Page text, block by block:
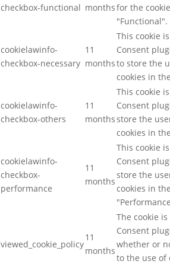
checkbox-functional monthsfor the
"Functional".
cookielawinfo-
checkbox-necessary
11
months
This cookie
Consent
to store the
cookies in
cookielawinfo-
checkbox-others
11
months
This cookie
Consent
store the
cookies in
cookielawinfo-
checkbox-
performance
11
months
This cookie
Consent
store the
cookies in
viewed_cookie_policy
11
months
The cookie is
Consent
whether or
to the use of